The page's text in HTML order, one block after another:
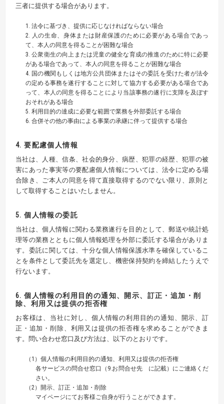
三者に提供する場合があります。
1. 法令に基づき、提供に応じなければならない場合
2. 人の生命、身体または財産保護のために必要がある場合であっ
て、本人の同意を得ることが困難な場合
3. 公衆衛生の向上または児童の健全な育成の推進のために特に必要
がある場合であって、本人の同意を得ることが困難な場合
4. 国の機関もしくは地方公共団体またはその委託を受けた者が法令
の定める事務を遂行することに対して協力する必要がある場合であ
って、本人の同意を得ることにより当該事務の遂行に支障を及ぼす
おそれがある場合
5. 利用目的の達成に必要な範囲で業務を外部委託する場合
6. 合併その他の事由による事業の承継に伴って提供する場合
4. 要配慮個人情報
当社は、人種、信条、社会的身分、病歴、犯罪の経歴、犯罪の被
害にあった事実等の要配慮個人情報については、法令に定める場
合除き、ご本人の同意を得て直接取得するのでない限り、原則と
して取得することはいたしません。
5. 個人情報の委託
当社は、個人情報に関わる業務遂行を目的として、郵送や統計処
理等の業務とともに個人情報処理を外部に委託する場合がありま
す。委託に関しては、十分な個人情報保護水準を確保しているこ
とを条件として委託先を選定し、機密保持契約を締結したうえで
行ないます。
6. 個人情報の利用目的の通知、開示、訂正・追加・削
除、利用又は提供の拒否権
お客様は、当社に対し、個人情報の利用目的の通知、開示、訂
正・追加・削除、利用又は提供の拒否権を求めることができま
す。問い合わせ窓口及び方法は、以下のとおりです。
（1）個人情報の利用目的の通知、利用又は提供の拒否権
各サービスの問合せ窓口（9.お問合せ先 に記載）にご連絡くだ
さい。
（2）開示、訂正・追加・削除
マイページにてお客様ご自身が行うことができます。